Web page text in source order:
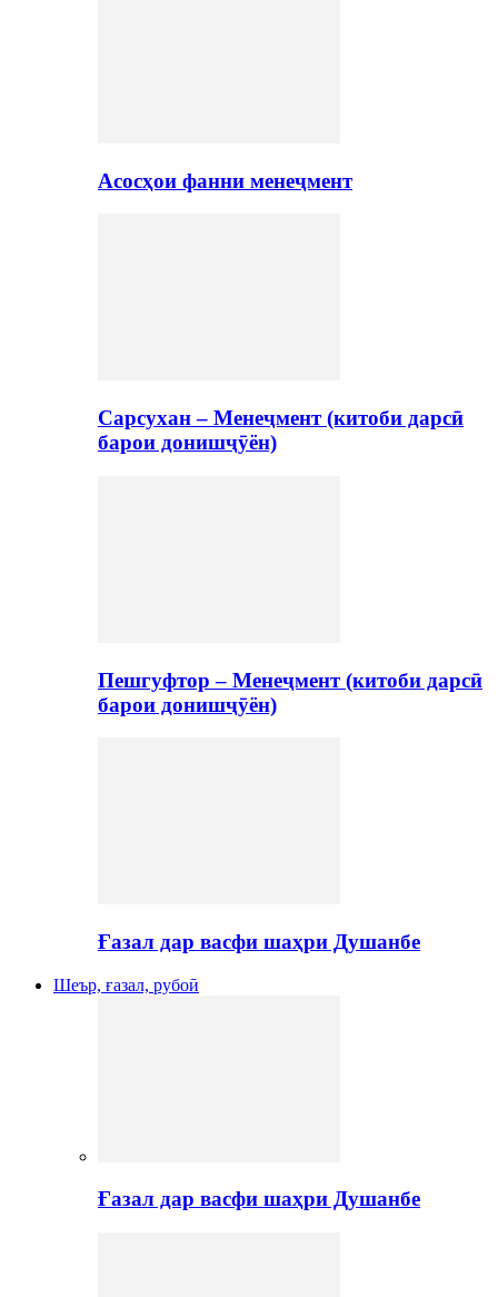
Асосҳои фанни менеҷмент
Сарсухан – Менеҷмент (китоби дарсӣ
барои донишҷӯён)
Пешгуфтор – Менеҷмент (китоби дарсӣ
барои донишҷӯён)
Ғазал дар васфи шаҳри Душанбе
Шеър, ғазал, рубоӣ
Ғазал дар васфи шаҳри Душанбе